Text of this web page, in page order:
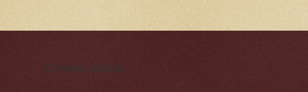
Cynická obluda